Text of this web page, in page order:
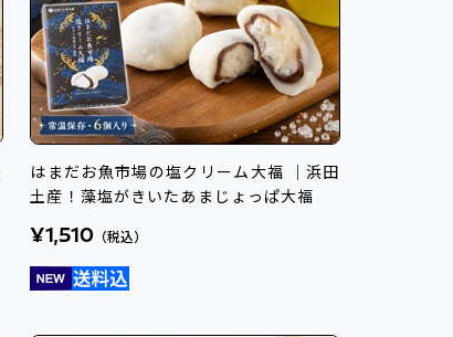
はまだお魚市場の塩クリーム大福 ｜浜田
土産！藻塩がきいたあまじょっぱ大福
¥1,510 （税込）